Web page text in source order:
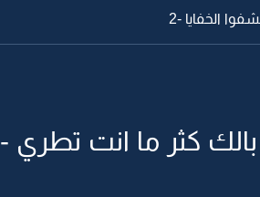
الخفايا -2
كثر ما انت تطري -3